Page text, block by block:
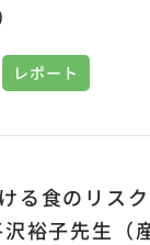
レポート
る食のリス
子先生（